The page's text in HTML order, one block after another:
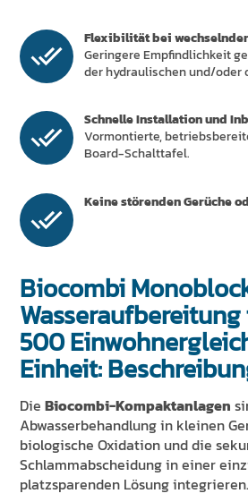
Flexibilität bei
Geringere Empfindlichkeit
der hydraulischen und/oder
Schnelle Installation und
Vormontierte,
Board-Schalttafel.
Keine störenden Gerüche
Biocombi
500
Einheit:
DieBiocombi-Kompaktanlagen
Abwasserbehandlung in kleinen
biologische Oxidation und die
Schlammabscheidung in einer
platzsparenden Lösung integrieren.